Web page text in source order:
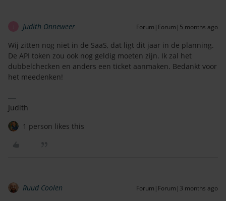
Judith Onneweer Forum|Forum|5 months ago
Wij zitten nog niet in de SaaS, dat ligt dit jaar in de planning.
De API token zou ook nog geldig moeten zijn. Ik zal het
dubbelchecken en anders een ticket aanmaken. Bedankt voor
het meedenken!
Judith
1 person likes this
Ruud Coolen Forum|Forum|3 months ago